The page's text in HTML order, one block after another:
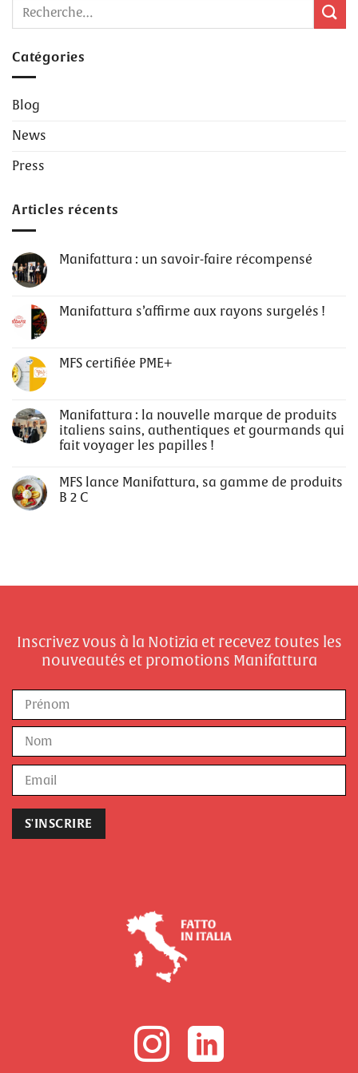
Catégories
Blog
News
Press
Articles récents
Manifattura : un savoir-faire récompensé
Manifattura s’affirme aux rayons surgelés !
MFS certifiée PME+
Manifattura : la nouvelle marque de produits
italiens sains, authentiques et gourmands qui
fait voyager les papilles !
MFS lance Manifattura, sa gamme de produits
B 2 C
Inscrivez vous à la Notizia et recevez toutes les
nouveautés et promotions Manifattura
Prénom
Nom
mail